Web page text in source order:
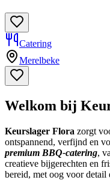
Catering
Merelbeke
Welkom bij
Keurslager Flora zorgt
ontspannend, verfijnd en
premium BBQ-catering,
creatieve bijgerechten en
bereid, met oog voor detail